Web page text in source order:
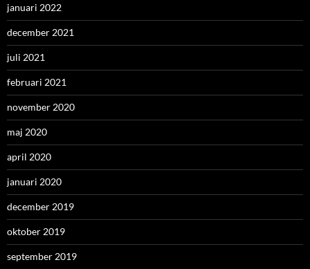
januari 2022
december 2021
juli 2021
februari 2021
november 2020
maj 2020
april 2020
januari 2020
december 2019
oktober 2019
september 2019